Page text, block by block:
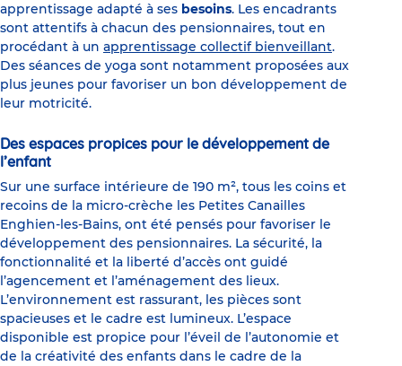
apprentissage adapté à ses besoins. Les encadrants
sont attentifs à chacun des pensionnaires, tout en
procédant à un apprentissage collectif bienveillant.
Des séances de yoga sont notamment proposées aux
plus jeunes pour favoriser un bon développement de
leur motricité.
Des espaces propices pour le développement de
l’enfant
Sur une surface intérieure de 190 m², tous les coins et
recoins de la micro-crèche les Petites Canailles
Enghien-les-Bains, ont été pensés pour favoriser le
développement des pensionnaires. La sécurité, la
fonctionnalité et la liberté d’accès ont guidé
l’agencement et l’aménagement des lieux.
L’environnement est rassurant, les pièces sont
spacieuses et le cadre est lumineux. L’espace
disponible est propice pour l’éveil de l’autonomie et
de la créativité des enfants dans le cadre de la